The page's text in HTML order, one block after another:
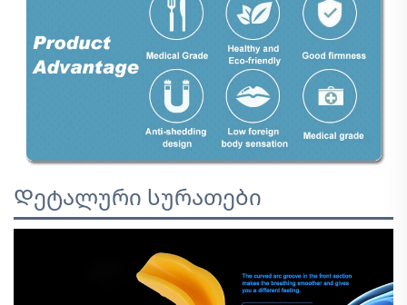
Დეტალური სურათები